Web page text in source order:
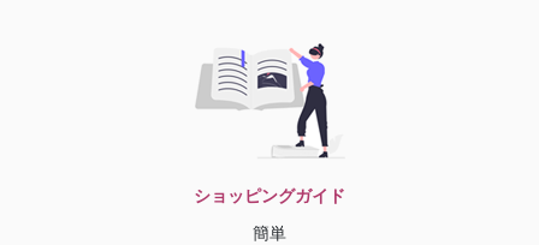
ショッピングガイド
簡単